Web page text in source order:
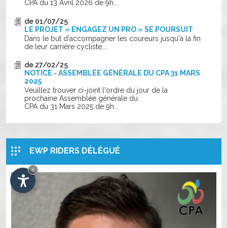
CPA du 13 Avril 2026 de 9h...
de 01/07/25
LE PROJET « ENGAGEZ UN PRO » SE POURSUIT
Dans le but d'accompagner les coureurs jusqu'à la fin
de leur carrière cycliste,...
de 27/02/25
NOTICE - ASSEMBLÉE GÉNÉRALE DU CPA 31 MARS
2025
Veuillez trouver ci-joint l'ordre du jour de la
prochaine Assemblée générale du
CPA du 31 Mars 2025 de 9h...
EWP RIDERS DÉLÉGUÉ
×